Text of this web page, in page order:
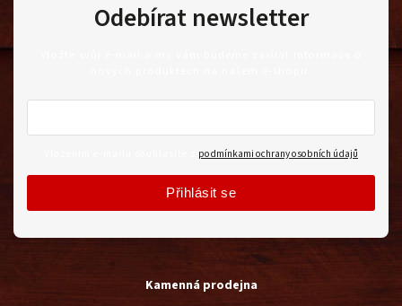
Kamenná prodejna
Odebírat newsletter
podmínkami ochrany osobních údajů
Přihlásit se